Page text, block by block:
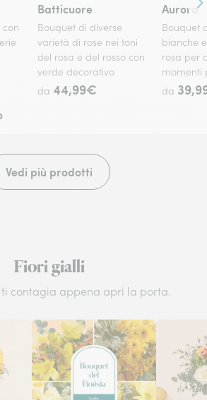
Batticuore
Bouquet di diverse
varietà di rose nei toni
del rosa e del rosso con
verde decorativo
da 44,99€
Aurora
Bouquet
bianche
rosa per
momenti
da
Vedi più prodotti
Fiori gialli
contagia appena apri la porta.